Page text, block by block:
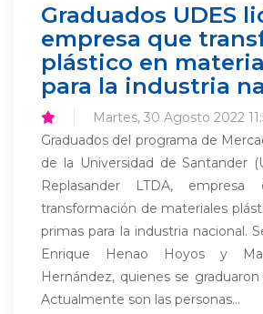
Graduados UDES
empresa que
plástico en
para la industria
Martes, 30 Agosto 2022
Graduados del programa de
de la Universidad de Santander
Replasander LTDA,
transformación de materiales
primas para la industria nacional.
Enrique Henao Hoyos y
Hernández, quienes se
Actualmente son las personas...